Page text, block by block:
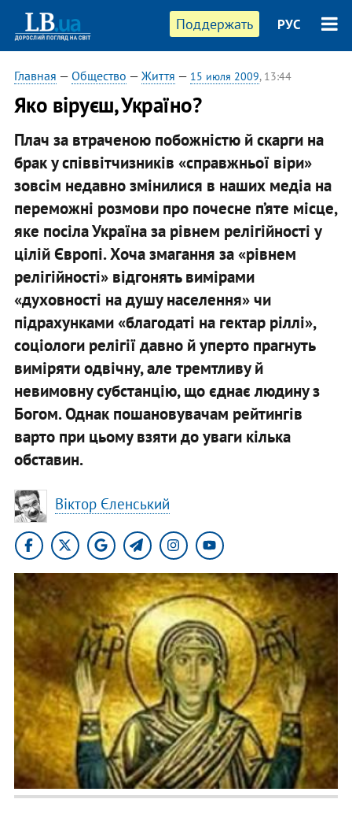
Поддержать РУС
Главная — Общество — Життя — 15 июля 2009, 13:44
Яко віруєш, Україно?
Плач за втраченою побожністю й скарги на
брак у співвітчизників «справжньої віри»
зовсім недавно змінилися в наших медіа на
переможні розмови про почесне п’яте місце,
яке посіла Україна за рівнем релігійності у
цілій Європі. Хоча змагання за «рівнем
релігійності» відгонять вимірами
«духовності на душу населення» чи
підрахунками «благодаті на гектар ріллі»,
соціологи релігії давно й уперто прагнуть
виміряти одвічну, але тремтливу й
невимовну субстанцію, що єднає людину з
Богом. Однак пошановувачам рейтингів
варто при цьому взяти до уваги кілька
обставин.
Віктор Єленський